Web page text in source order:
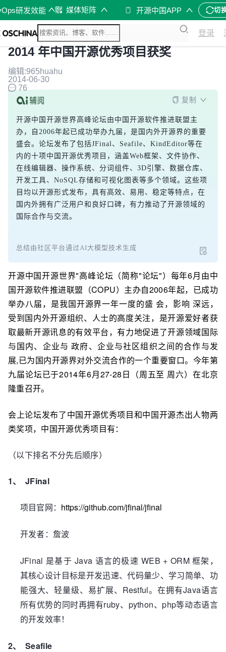
研发效能 媒体矩阵 开源中国APP 切
登录
2014 年中国开源优秀项目获奖
编辑:965huahu
2014-06-30
76
复制
开源中国开源世界高峰论坛由中国开源软件推进联盟主
办，自2006年起已成功举办九届，是国内外开源界的重要
盛会。论坛发布了包括JFinal、Seafile、KindEditor等在
内的十项中国开源优秀项目，涵盖Web框架、文件协作、
在线编辑器、操作系统、分词组件、3D引擎、数据仓库、
开发工具、NoSQL存储和可视化图表等多个领域。这些项
目均以开源形式发布，具有高效、易用、稳定等特点，在
国内外拥有广泛用户和良好口碑，有力推动了开源领域的
国际合作与交流。
总结由社区平台通过AI大模型技术生成
开源中国开源世界"高峰论坛（简称"论坛"）每年6月由中
国开源软件推进联盟（COPU）主办自2006年起，已成功
举办八届，是我国开源界一年一度的盛 会，影响 深远，
受到国内外开源组织、人士的高度关注，是开源爱好者获
取最新开源讯息的有效平台，有力地促进了开源领域国际
与国内、企业与 政府、企业与社区组织之间的合作与发
展,已为国内开源界对外交流合作的一个重要窗口。今年第
九届论坛已于2014年6月27-28日（周五至 周六）在北京
隆重召开。
会上论坛发布了中国开源优秀项目和中国开源杰出人物两
类奖项，中国开源优秀项目有：
（以下排名不分先后顺序）
1、JFinal
项目官网： https://github.com/jfinal/jfinal
开发者：詹波
JFinal 是基于 Java 语言的极速 WEB + ORM框架，
其核心设计目标是开发迅速、代码量少、学习简单、功
能强大、轻量级、易扩展、 Restful。在拥有Java语言
所有优势的同时再拥有ruby、 python、php等动态语言
的开发效率！
2、Seafile